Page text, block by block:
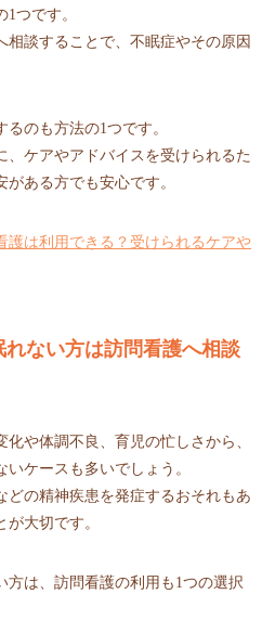
つです。
相談することで、不眠症やその原因
のも方法の1つです。
、ケアやアドバイスを受けられるた
ある方でも安心です。
護は利用できる？受けられるケアや
ない方は訪問看護へ相談
や体調不良、育児の忙しさから、
ケースも多いでしょう。
どの精神疾患を発症するおそれもあ
大切です。
方は、訪問看護の利用も1つの選択